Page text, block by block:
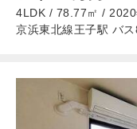
4LDK / 78.77㎡ / 2020
京浜東北線王子駅 バ